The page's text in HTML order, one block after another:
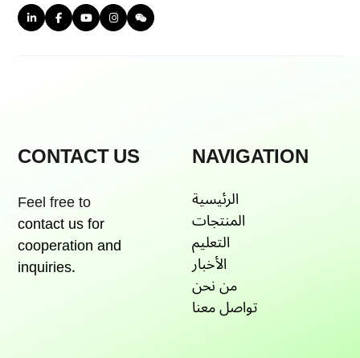
CONTACT US
Feel free to
contact us for
cooperation and
inquiries.
NAVIGATION
الرئيسية
المنتجات
التعليم
الأخبار
من نحن
تواصل معنا